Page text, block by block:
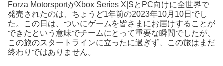
Forza MotorsportがXbox Series X|SとPC向けに全世界で
発売されたのは、ちょうど1年前の2023年10月10日でし
た。この日は、ついにゲームを皆さまにお届けすることが
できたという意味でチームにとって重要な瞬間でしたが、
この旅のスタートラインに立ったに過ぎず、この旅はまだ
終わりではありません。